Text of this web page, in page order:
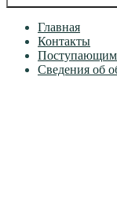
Главная
Контакты
Поступающим
Сведения об